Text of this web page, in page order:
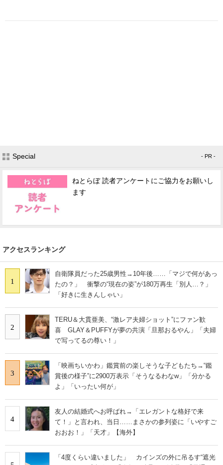
Special - PR -
ねとらぼ 読者アンケートにご協力をお願いし
ます
アクセスランキング
1
自衛隊員だった25歳男性→10年後……「マジで何があっ
たの？」 衝撃の“現在の姿”が180万再生「別人…？」
「好きに生きんしゃい」
2
TERU＆大貫亜美、“激レア夫婦ショット”にファン歓
喜 GLAY＆PUFFYが夢の共演「旦那おるやん」「夫婦
で写ってるの尊い！」
3
「映画ちいかわ」鑑賞前の楽しそうな子どもたち→“鑑
賞後の様子”に2900万表示「そうなるわなw」「分かる
よ」「いったい何が」
4
友人の結婚式へお呼ばれ→「エレガントな格好で来
て！」と言われ、当日……まさかの参列姿に「いやすご
おおお！」「天才」【海外】
「4度くらい違いました」 カインズの外に吊るす“遮光